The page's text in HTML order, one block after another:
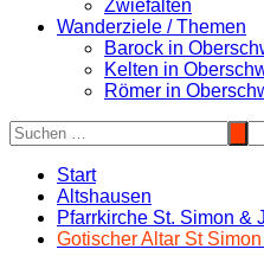
Zwiefalten
Wanderziele / Themen
Barock in
Kelten in
Römer in
Start
Altshausen
Pfarrkirche St. Simon &
Gotischer Altar St